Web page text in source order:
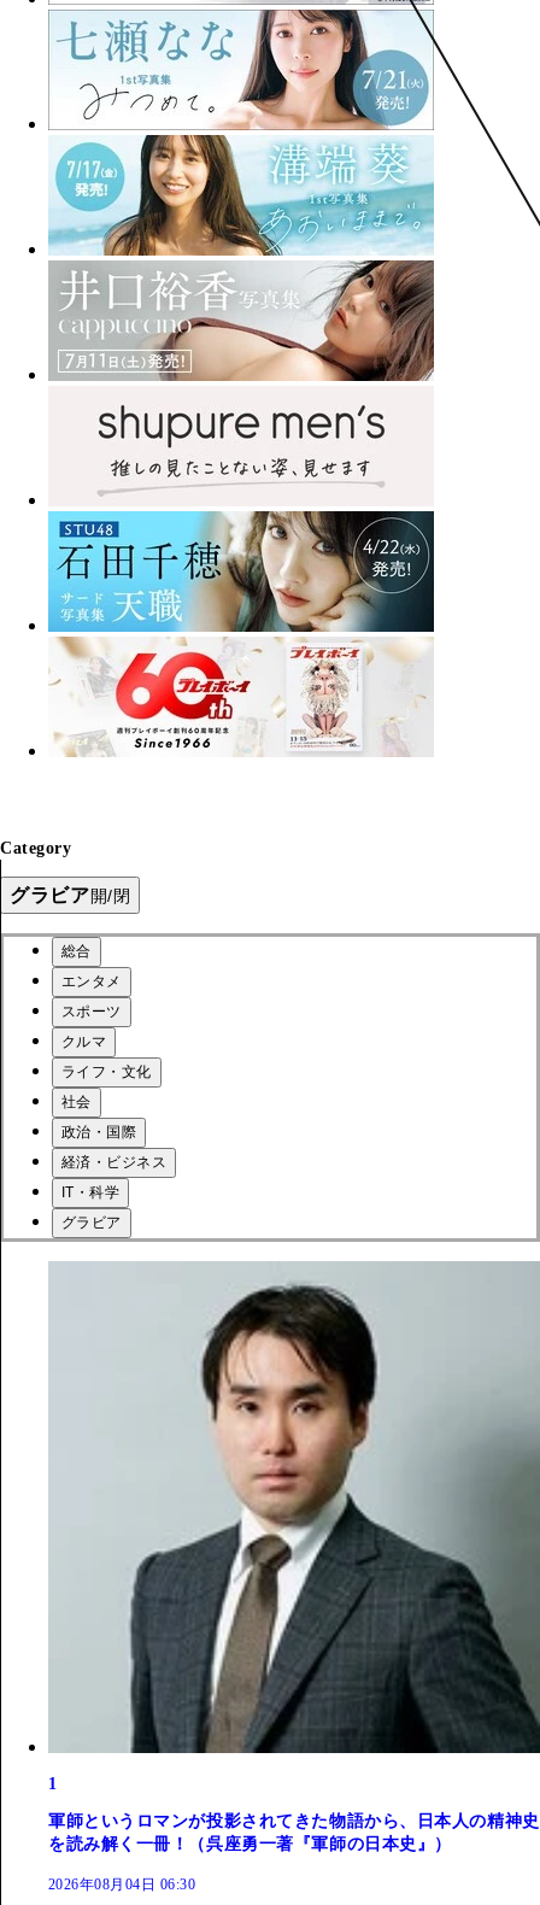
Category
グラビア開/閉
総合
エンタメ
スポーツ
クルマ
ライフ・文化
社会
政治・国際
経済・ビジネス
IT・科学
グラビア
1
軍師というロマンが投影されてきた物語から、日本人の精神史
を読み解く一冊！（呉座勇一著『軍師の日本史』）
2026年08月04日 06:30